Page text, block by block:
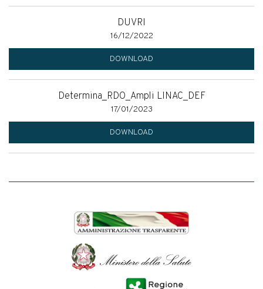
DUVRI
16/12/2022
DOWNLOAD
Determina_RDO_Ampli LINAC_DEF
17/01/2023
DOWNLOAD